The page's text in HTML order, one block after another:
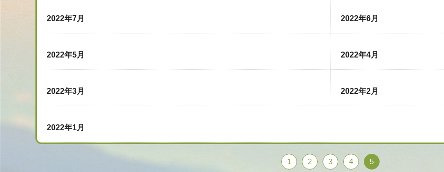
2022年7月 2022年6月
2022年5月 2022年4月
2022年3月 2022年2月
2022年1月
1 2 3 4 5